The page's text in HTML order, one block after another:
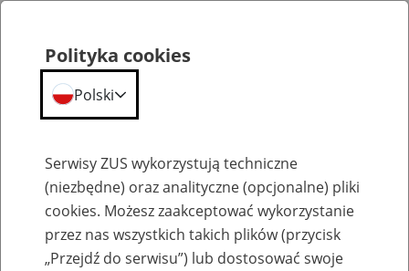
Emerytury
Polityka cookies
Polski
Serwisy ZUS wykorzystują techniczne
(niezbędne) oraz analityczne (opcjonalne) pliki
cookies. Możesz zaakceptować wykorzystanie
przez nas wszystkich takich plików (przycisk
„Przejdź do serwisu”) lub dostosować swoje